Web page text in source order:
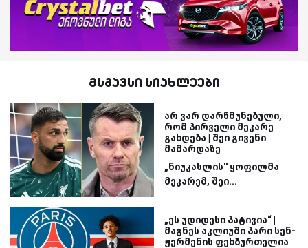
მსგავსი სიახლეები
არ ვარ დარწმუნებული,
რომ პირველი მეკარე
გახდება | შეი გივენი
მამარდაზე
„ნიუკასლის'' ყოფილმა
მეკარემ, შეი...
„ეს უდიდესი პატივია“ |
მაგნეს აკლიუში პარი სენ-
ჟერმენის ფეხბურთელია